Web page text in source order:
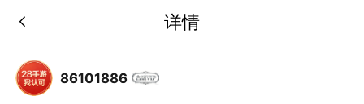
详情
86101886